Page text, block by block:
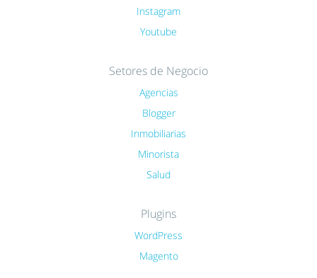
Instagram
Youtube
Setores de Negocio
Agencias
Blogger
Inmobiliarias
Minorista
Salud
Plugins
WordPress
Magento